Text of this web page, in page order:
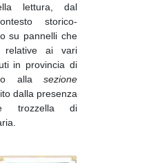
lettura, dal
storico-
su pannelli che
relative ai vari
in provincia di
allasezione
dalla presenza
trozzella di